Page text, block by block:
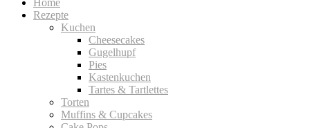
Rezepte
Kuchen
Cheesecakes
Gugelhupf
Pies
Kastenkuchen
Tartes & Tartlettes
Torten
Muffins & Cupcakes